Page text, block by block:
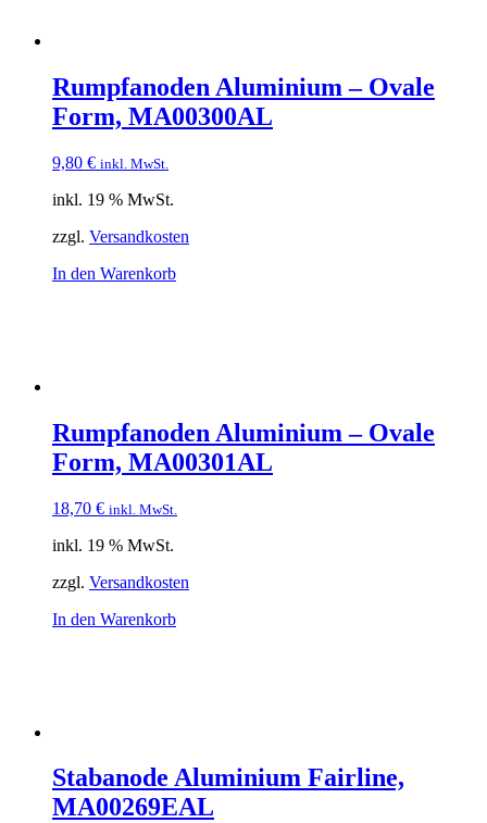
Rumpfanoden Aluminium – Ovale
Form, MA00300AL
9,80 € inkl. MwSt.
inkl. 19 % MwSt.
zzgl. Versandkosten
In den Warenkorb
Rumpfanoden Aluminium – Ovale
Form, MA00301AL
18,70 € inkl. MwSt.
inkl. 19 % MwSt.
zzgl. Versandkosten
In den Warenkorb
Stabanode Aluminium Fairline,
MA00269EAL